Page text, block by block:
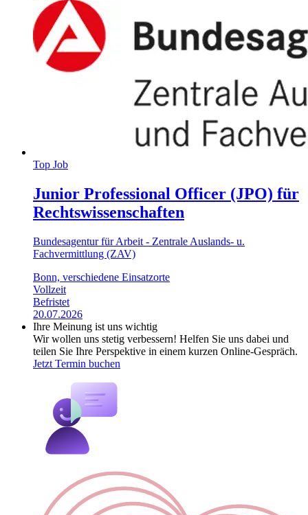
Top Job
Junior Professional Officer (JPO) für
Rechtswissenschaften
Bundesagentur für Arbeit - Zentrale Auslands- u.
Fachvermittlung (ZAV)
Bonn, verschiedene Einsatzorte
Vollzeit
Befristet
20.07.2026
Ihre Meinung ist uns wichtig
Wir wollen uns stetig verbessern! Helfen Sie uns dabei und
teilen Sie Ihre Perspektive in einem kurzen Online-Gespräch.
Jetzt Termin buchen